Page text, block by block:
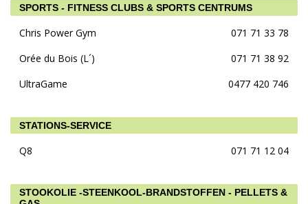
SPORTS - FITNESS CLUBS & SPORTS CENTRUMS
Chris Power Gym
071 71 33 78
Orée du Bois (L´)
071 71 38 92
UltraGame
0477 420 746
STATIONS-SERVICE
Q8 071 71 12 04
STOOKOLIE -STEENKOOL-BRANDSTOFFEN - PELLETS &